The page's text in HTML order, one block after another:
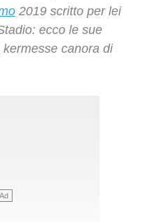
2019 scritto per lei
ecco le sue
canora di